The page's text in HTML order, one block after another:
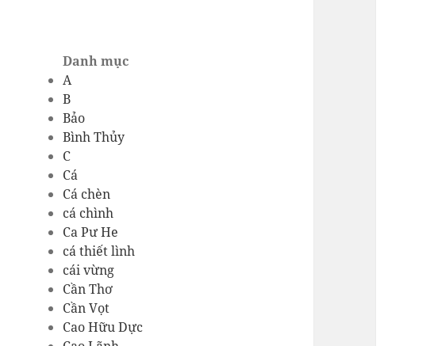
Danh mục
A
B
Bảo
Bình Thủy
C
Cá
Cá chèn
cá chình
Ca Pư He
cá thiết lình
cái vừng
Cần Thơ
Cần Vọt
Cao Hữu Dực